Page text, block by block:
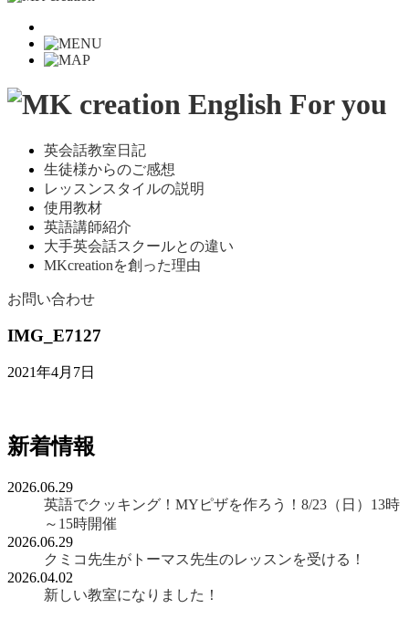
英会話教室日記
生徒様からのご感想
レッスンスタイルの説明
使用教材
英語講師紹介
大手英会話スクールとの違い
MKcreationを創った理由
お問い合わせ
IMG_E7127
2021年4月7日
新着情報
2026.06.29
英語でクッキング！MYピザを作ろう！8/23（日）13時
～15時開催
2026.06.29
クミコ先生がトーマス先生のレッスンを受ける！
2026.04.02
新しい教室になりました！